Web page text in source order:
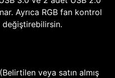
Ayrıca RGB fan kontrol
veya satın almış